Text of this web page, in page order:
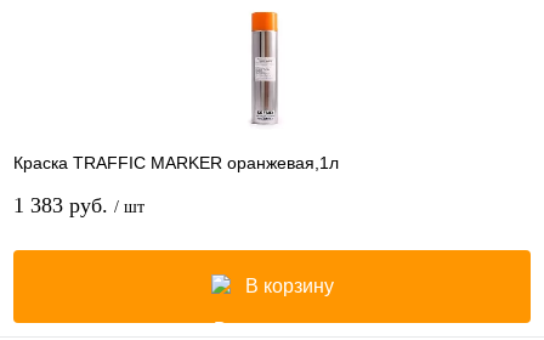
Краска TRAFFIC MARKER оранжевая,1л
1 383 руб. / шт
В корзину